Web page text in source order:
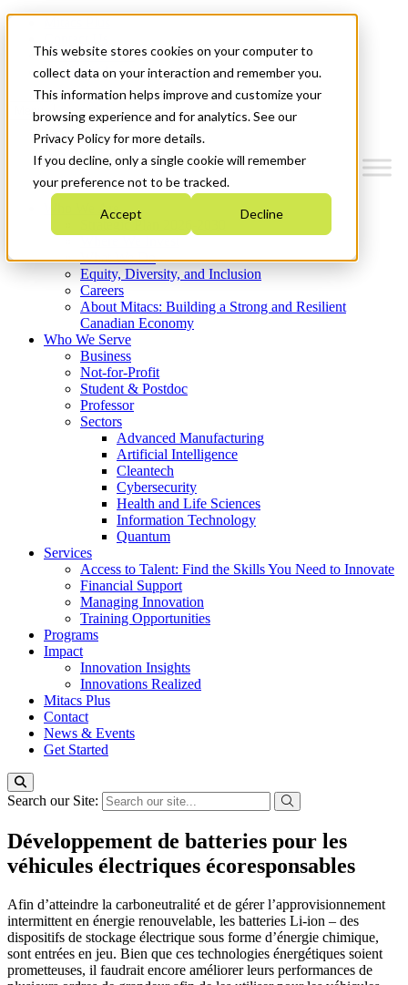
This website stores cookies on your computer to
collect data on your interaction and remember you.
This information helps improve and customize your
browsing experience and for analytics. See our
Privacy Policy for more details.
If you decline, only a single cookie will remember
your preference not to be tracked.
Accept Decline
News & Events
Get Started
Menu
Who We Are
Strategic Plan 2026-2030
What We Do
Equity, Diversity, and Inclusion
Careers
About Mitacs: Building a Strong and Resilient
Canadian Economy
Who We Serve
Business
Not-for-Profit
Student & Postdoc
Professor
Sectors
Advanced Manufacturing
Artificial Intelligence
Cleantech
Cybersecurity
Health and Life Sciences
Information Technology
Quantum
Services
Access to Talent: Find the Skills You Need to Innovate
Financial Support
Managing Innovation
Training Opportunities
Programs
Impact
Innovation Insights
Innovations Realized
Mitacs Plus
Contact
News & Events
Get Started
Search our Site:
Développement de batteries pour les
véhicules électriques écoresponsables
Afin d’atteindre la carboneutralité et de gérer l’approvisionnement
intermittent en énergie renouvelable, les batteries Li-ion – des
dispositifs de stockage électrique sous forme d’énergie chimique,
sont entrées en jeu. Bien que ces technologies énergétiques soient
prometteuses, il faudrait encore améliorer leurs performances de